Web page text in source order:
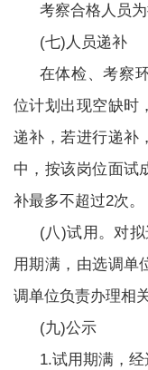
考察合格人员为
(七)人员递补
在体检、考察
位计划出现空缺时
递补，若进行递补
中，按该岗位面试
补最多不超过2次。
(八)试用。对
用期满，由选调单
调单位负责办理相
(九)公示
1.试用期满，